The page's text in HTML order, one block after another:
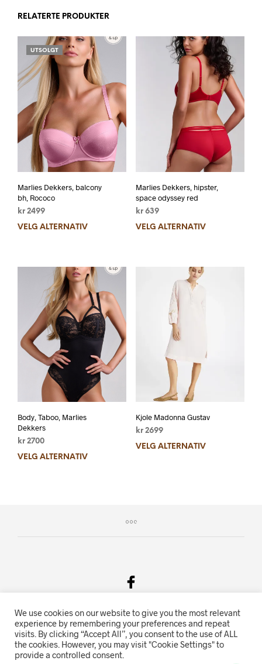
RELATERTE PRODUKTER
UTSOLGT
Marlies Dekkers, balcony
bh, Rococo
kr 2499
VELG ALTERNATIV
Marlies Dekkers, hipster,
space odyssey red
kr639
VELG ALTERNATIV
Body, Taboo, Marlies
Dekkers
kr 2700
VELG ALTERNATIV
Kjole Madonna Gustav
kr2699
VELG ALTERNATIV
Salgsvilkår & Personvern
Oriente.no driftes av Hihn 2E (926 959 115MVA)
We use cookies on our website to give you the most relevant
experience by remembering your preferences and repeat
visits. By clicking “Accept All”, you consent to the use of ALL
the cookies. However, you may visit "Cookie Settings" to
provide a controlled consent.